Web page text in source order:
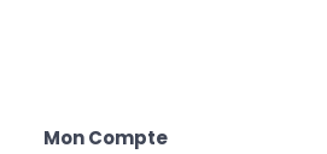
Mon Compte